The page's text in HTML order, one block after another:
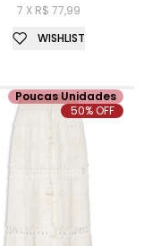
7 X R$ 77,99
WISHLIST
Poucas Unidades
50% OFF